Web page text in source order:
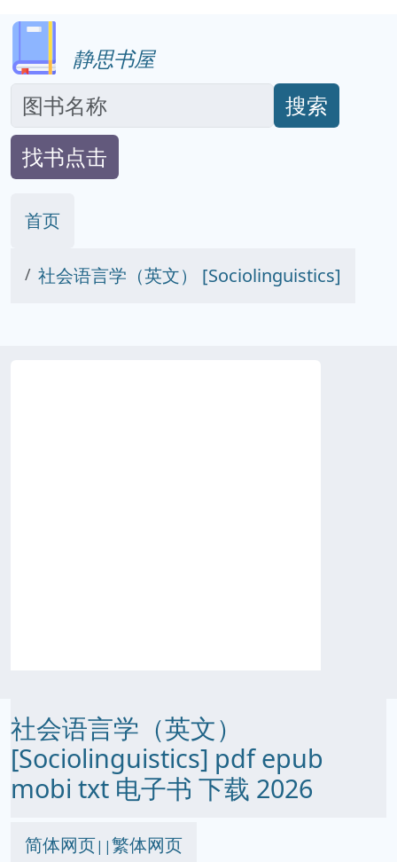
静思书屋
搜索
找书点击
首页
社会语言学（英文） [Sociolinguistics]
社会语言学（英文）
[Sociolinguistics] pdf epub
mobi txt 电子书 下载 2026
简体网页||繁体网页